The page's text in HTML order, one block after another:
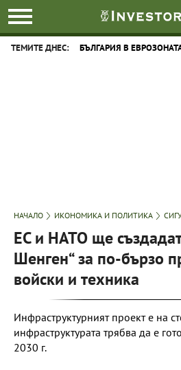
ТЕМИТЕ ДНЕС: БЪЛГАРИЯ В
НАЧАЛО ИКОНОМИКА И ПОЛИТИКА
ЕС и НАТО ще
Шенген“ за по-бързо
войски и техника
Инфраструктурният проект е на
инфраструктурата трябва да е
2030 г.